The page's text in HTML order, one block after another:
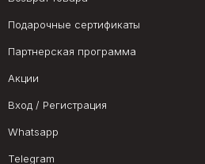
Подарочные сертификаты
Партнерская программа
Акции
Вход / Регистрация
Whatsapp
Telegram